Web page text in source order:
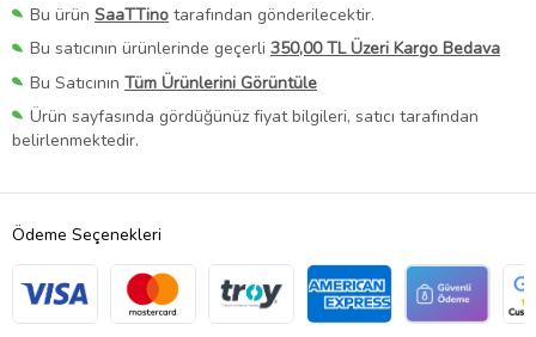
Bu ürün SaaTTino tarafından gönderilecektir.
Bu satıcının ürünlerinde geçerli 350,00 TL Üzeri Kargo Bedava
Bu Satıcının Tüm Ürünlerini Görüntüle
Ürün sayfasında gördüğünüz fiyat bilgileri, satıcı tarafından
belirlenmektedir.
Ödeme Seçenekleri